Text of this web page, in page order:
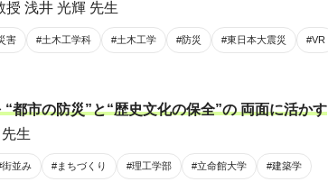
授 浅井 光輝 先生
害 #土木工学科 #土木工学 #防災 #東日本大震災 #VR
都市の防災”と“歴史文化の保全”の 両面に活かす
生
街並み #まちづくり #理工学部 #立命館大学 #建築学